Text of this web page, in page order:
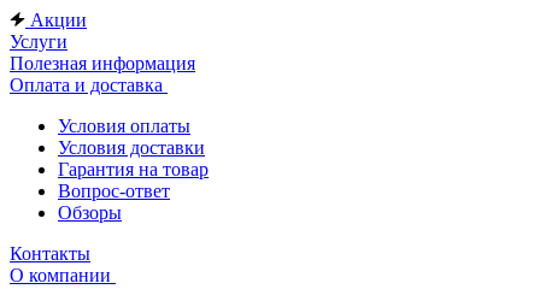
Акции
Услуги
Полезная информация
Оплата и доставка
Условия оплаты
Условия доставки
Гарантия на товар
Вопрос-ответ
Обзоры
Контакты
О компании